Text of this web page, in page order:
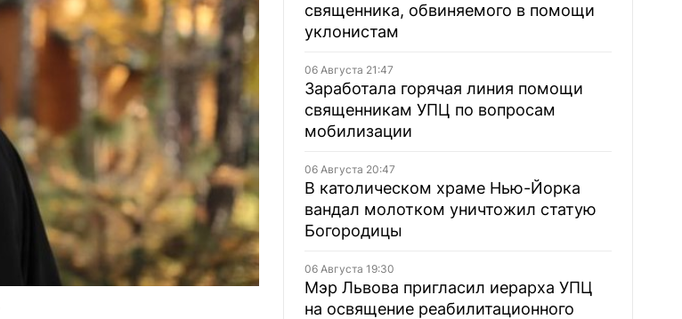
священника, обвиняемого в помощи
уклонистам
06 Августа 21:47
Заработала горячая линия помощи
священникам УПЦ по вопросам
мобилизации
06 Августа 20:47
В католическом храме Нью-Йорка
вандал молотком уничтожил статую
Богородицы
06 Августа 19:30
Мэр Львова пригласил иерарха УПЦ
на освящение реабилитационного